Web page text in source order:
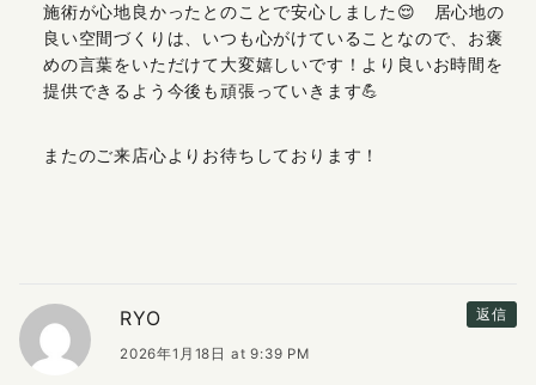
施術が心地良かったとのことで安心しました😌 居心地の
良い空間づくりは、いつも心がけていることなので、お褒
めの言葉をいただけて大変嬉しいです！より良いお時間を
提供できるよう今後も頑張っていきます💪
またのご来店心よりお待ちしております！
返信
RYO
2026年1月18日 at 9:39 PM